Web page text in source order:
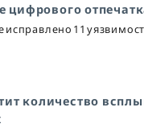
цифрового
исправлено 11
количество